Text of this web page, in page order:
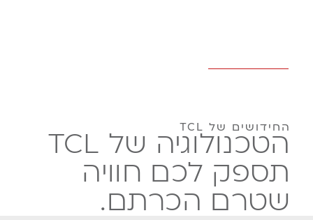
החידושים של TCL הטכנולוגיה של TCL
תספק לכם חוויה
שטרם הכרתם.